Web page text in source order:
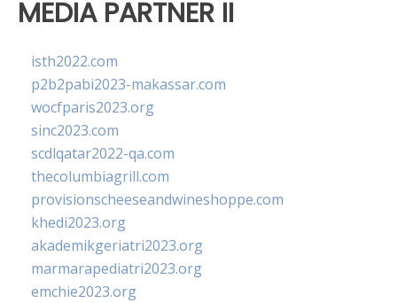
MEDIA PARTNER II
isth2022.com
p2b2pabi2023-makassar.com
wocfparis2023.org
sinc2023.com
scdlqatar2022-qa.com
thecolumbiagrill.com
provisionscheeseandwineshoppe.com
khedi2023.org
akademikgeriatri2023.org
marmarapediatri2023.org
emchie2023.org